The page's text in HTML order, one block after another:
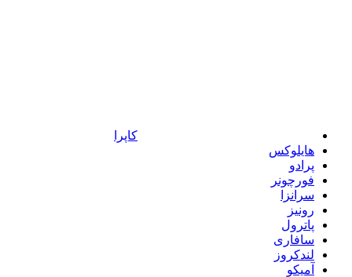
کاپرا
هایلوکس
پرادو
فورچونر
سرانزا
رونیز
پاترول
سافاری
لندکروز
آمیکو